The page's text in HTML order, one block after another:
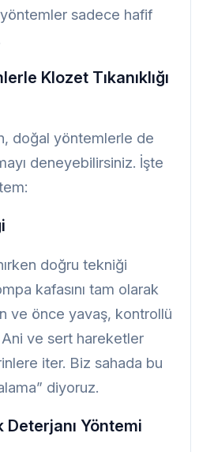
sadece hafif
Klozet Tıkanıklığı
doğal yöntemlerle de
deneyebilirsiniz. İşte
doğru tekniği
kafasını tam olarak
ve önce yavaş, kontrollü
ve sert hareketler
iter. Biz sahada bu
diyoruz.
Deterjanı Yöntemi